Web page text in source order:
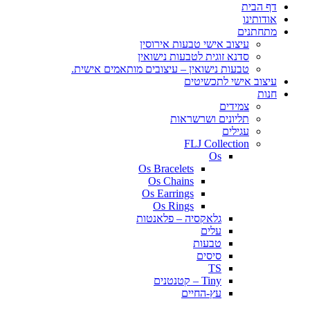
דף הבית
אודותינו
מתחתנים
עיצוב אישי טבעות אירוסין
סדנא זוגית לטבעות נישואין
טבעות נישואין – עיצובים מותאמים אישית.
עיצוב אישי לתכשיטים
חנות
צמידים
תליונים ושרשראות
עגילים
FLJ Collection
Os
Os Bracelets
Os Chains
Os Earrings
Os Rings
גלאקסיה – פלאנטות
עלים
טבעות
סיסים
TS
Tiny – קטנטנים
עץ-החיים